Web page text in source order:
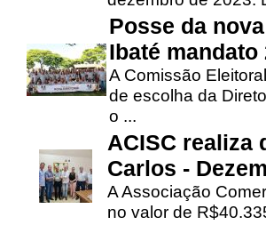
Posse da
Ibaté mandato
A Comissão
de escolha da
o ...
ACISC realiza
Carlos -
A Associação
no valor de